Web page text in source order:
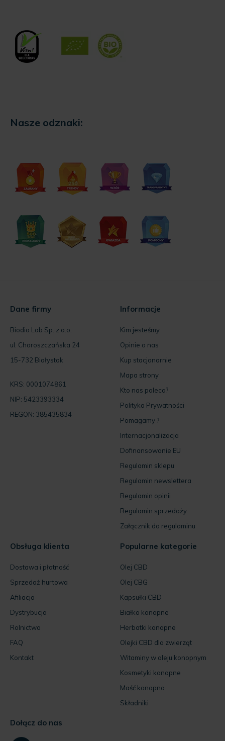
Nasze odznaki:
Dane firmy
Biodio Lab Sp. z o.o.
ul. Choroszczańska 24
15-732 Białystok
KRS: 0001074861
NIP: 5423393334
REGON: 385435834
Informacje
Kim jesteśmy
Opinie o nas
Kup stacjonarnie
Mapa strony
Kto nas poleca?
Polityka Prywatności
Pomagamy ?
Internacjonalizacja
Dofinansowanie EU
Regulamin sklepu
Regulamin newslettera
Regulamin opinii
Regulamin sprzedaży
Załącznik do regulaminu
Obsługa klienta
Dostawa i płatność
Sprzedaż hurtowa
Afiliacja
Dystrybucja
Rolnictwo
FAQ
Kontakt
Popularne kategorie
Olej CBD
Olej CBG
Kapsułki CBD
Białko konopne
Herbatki konopne
Olejki CBD dla zwierząt
Witaminy w oleju konopnym
Kosmetyki konopne
Maść konopna
Składniki
Dołącz do nas